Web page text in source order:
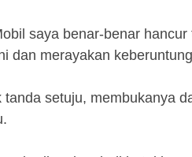
saya benar-benar
dan merayakan
setuju, membukanya